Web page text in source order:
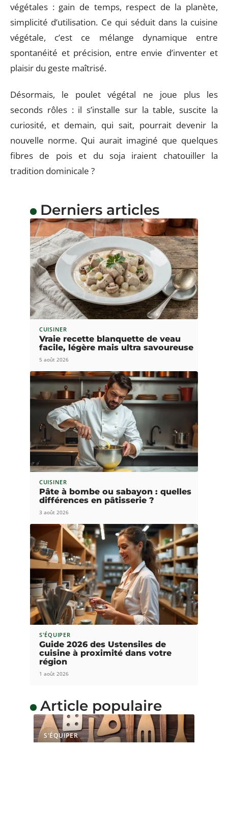
végétales : gain de temps, respect de la planète,
simplicité d’utilisation. Ce qui séduit dans la cuisine
végétale, c’est ce mélange dynamique entre
spontanéité et précision, entre envie d’inventer et
plaisir du geste maîtrisé.
Désormais, le poulet végétal ne joue plus les
seconds rôles : il s’installe sur la table, suscite la
curiosité, et demain, qui sait, pourrait devenir la
nouvelle norme. Qui aurait imaginé que quelques
fibres de pois et du soja iraient chatouiller la
tradition dominicale ?
Derniers articles
CUISINER
Vraie recette blanquette de veau
facile, légère mais ultra savoureuse
5 août 2026
CUISINER
Pâte à bombe ou sabayon : quelles
différences en pâtisserie ?
3 août 2026
S'ÉQUIPER
Guide 2026 des Ustensiles de
cuisine à proximité dans votre
région
1 août 2026
Article populaire
S'ÉQUIPER